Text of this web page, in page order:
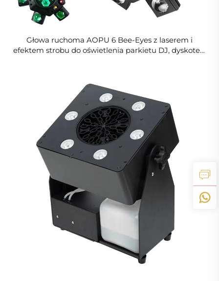
Głowa ruchoma AOPU 6 Bee-Eyes z laserem i
efektem strobu do oświetlenia parkietu DJ, dyskotek,